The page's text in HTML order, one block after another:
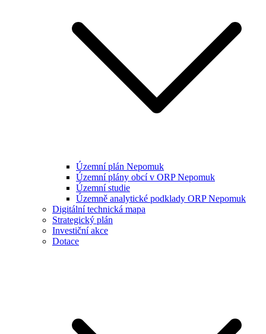
Územní plán Nepomuk
Územní plány obcí v ORP Nepomuk
Územní studie
Územně analytické podklady ORP Nepomuk
Digitální technická mapa
Strategický plán
Investiční akce
Dotace